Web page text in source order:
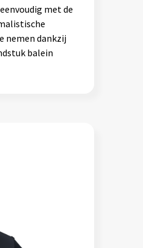
met de
nemen dankzij
balein